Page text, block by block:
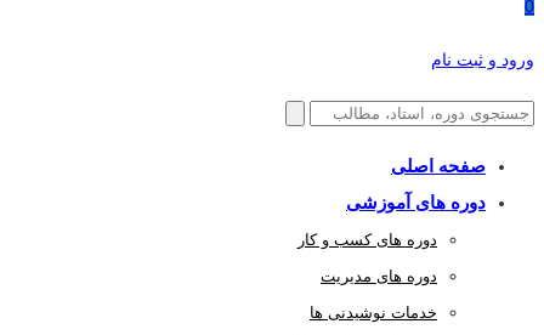
0
ورود و ثبت نام
صفحه اصلی
دوره های آموزشی
دوره های کسب و کار
دوره های مدیریت
خدمات نوشیدنی ها